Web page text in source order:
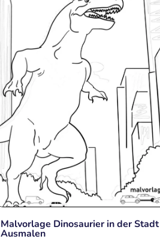
Malvorlage Dinosaurier in der Stadt
Ausmalen